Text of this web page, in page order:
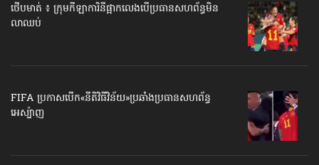
ថើបមាត់ ៖ ក្រុមកីឡាការិនី​ផ្អាកលេង​​បើប្រធានសហព័ន្ធ​មិន
លាឈប់
FIFA ប្រកាសបើក​«នីតិវិធីវិន័យ»​ប្រឆាំងប្រធានសហព័ន្ធ​
អេស្ប៉ាញ